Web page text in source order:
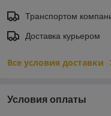
Транспортом
Доставка курьером
Все условия доставки
Условия оплаты